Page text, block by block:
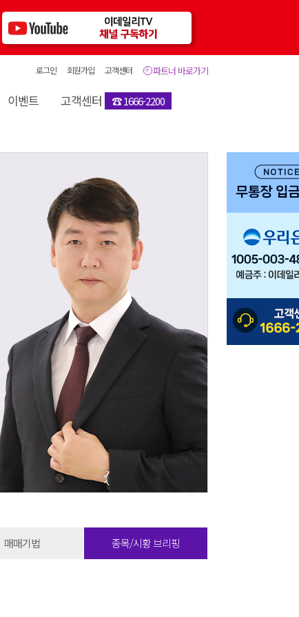
파트너 바로가기
로그인 회원가입 고객센터
이벤트 고객센터 ☎ 1666-2200
매매기법 종목/시황 브리핑